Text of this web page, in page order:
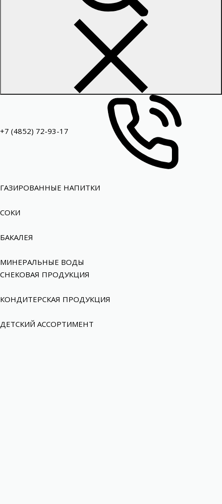
+7 (4852) 72-93-17
ГАЗИРОВАННЫЕ НАПИТКИ
СОКИ
БАКАЛЕЯ
МИНЕРАЛЬНЫЕ ВОДЫ
СНЕКОВАЯ ПРОДУКЦИЯ
КОНДИТЕРСКАЯ ПРОДУКЦИЯ
ДЕТСКИЙ АССОРТИМЕНТ